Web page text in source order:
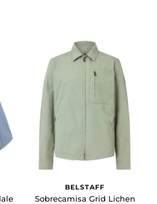
BELSTAFF
Sobrecamisa Grid Lichen
cookies desde la sección